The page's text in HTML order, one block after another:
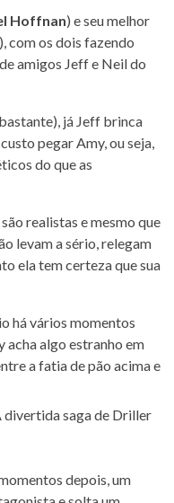
Hoffnan) e seu melhor
), com os dois fazendo
amigos Jeff e Neil do
já Jeff brinca
pegar Amy, ou seja,
do que as
realistas e mesmo que
levam a sério, relegam
ela tem certeza que sua
há vários momentos
acha algo estranho em
a fatia de pão acima e
depois, um